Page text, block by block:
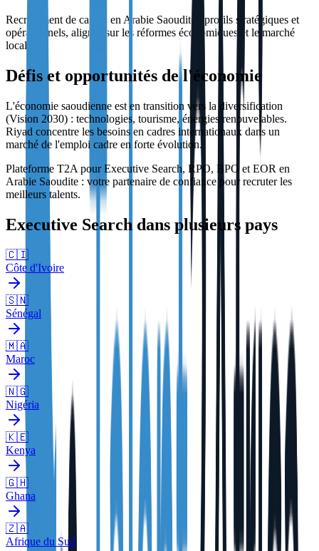
Recrutement de cadres en Arabie Saoudite : profils stratégiques et
opérationnels, alignés sur les réformes économiques et le marché
local.
Défis et opportunités de l'économie
L'économie saoudienne est en transition vers la diversification
(Vision 2030) : technologies, tourisme, énergies renouvelables.
Riyad concentre les besoins en cadres internationaux dans un
marché de l'emploi cadre en forte évolution.
Plateforme T2A pour Executive Search, RPO, BPO et EOR en
Arabie Saoudite : votre partenaire de confiance pour recruter les
meilleurs talents.
Executive Search dans plusieurs pays
🇨🇮
Côte d'Ivoire
🇸🇳
Sénégal
🇲🇦
Maroc
🇳🇬
Nigéria
🇰🇪
Kenya
🇬🇭
Ghana
🇿🇦
Afrique du Sud